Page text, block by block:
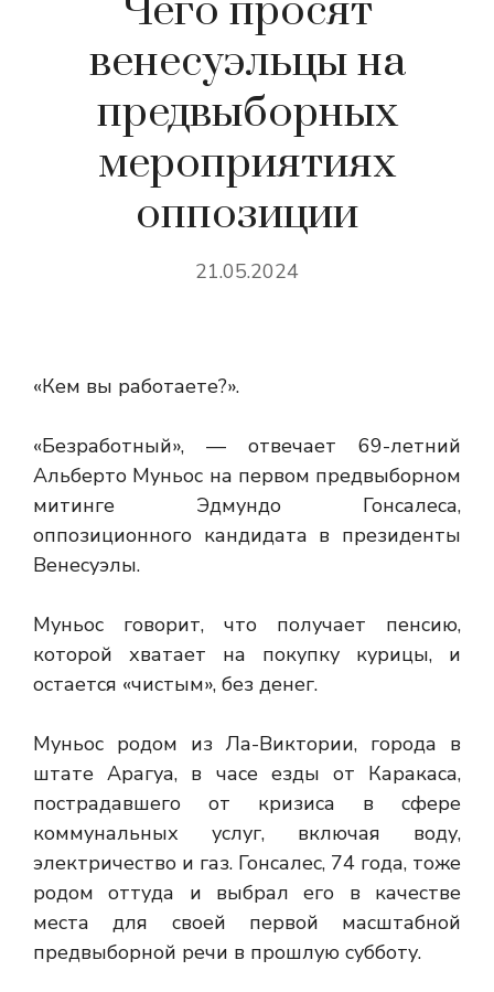
Чего просят
венесуэльцы на
предвыборных
мероприятиях
оппозиции
21.05.2024
«Кем вы работаете?».
«Безработный», — отвечает 69-летний
Альберто Муньос на первом предвыборном
митинге Эдмундо Гонсалеса,
оппозиционного кандидата в президенты
Венесуэлы.
Муньос говорит, что получает пенсию,
которой хватает на покупку курицы, и
остается «чистым», без денег.
Муньос родом из Ла-Виктории, города в
штате Арагуа, в часе езды от Каракаса,
пострадавшего от кризиса в сфере
коммунальных услуг, включая воду,
электричество и газ. Гонсалес, 74 года, тоже
родом оттуда и выбрал его в качестве
места для своей первой масштабной
предвыборной речи в прошлую субботу.